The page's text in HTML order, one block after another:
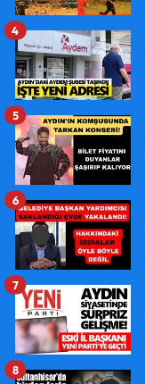
4
5
6
7
8